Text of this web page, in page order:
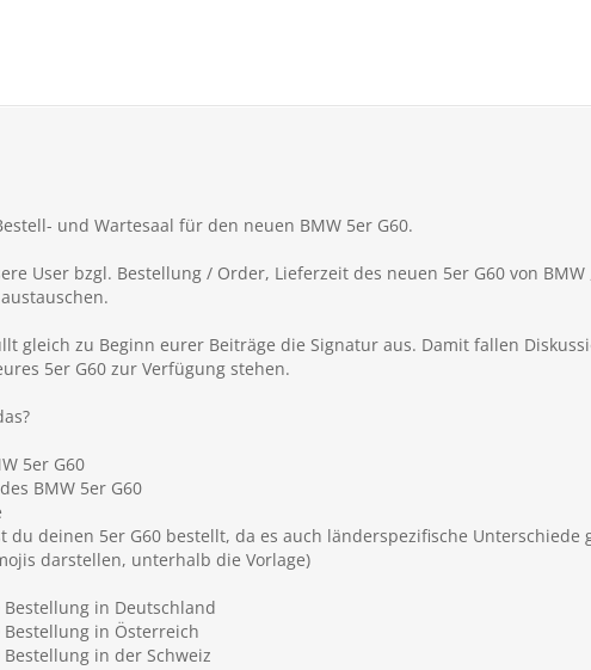
und Wartesaal für den neuen BMW 5er G60.
User bzgl. Bestellung / Order, Lieferzeit des neuen 5er G60 von
gleich zu Beginn eurer Beiträge die Signatur aus. Damit fallen
5er G60 zur Verfügung stehen.
5er G60
BMW 5er G60
du deinen 5er G60 bestellt, da es auch länderspezifische
darstellen, unterhalb die Vorlage)
in Deutschland
in Österreich
in der Schweiz